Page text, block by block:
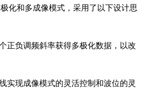
化和多成像模式，采用了以下设计思
正负调频斜率获得多极化数据，以改
实现成像模式的灵活控制和波位的灵